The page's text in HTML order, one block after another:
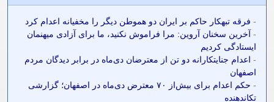
- فرقه تبهکار حاکم بر ایران دو هموطن دیگر را مخفیانه اعدام کرد
- آخرین سخنان آروین: مرا فراموش نکنید، ما برای آزادی میهنمان
ایستادگی کردیم
- اعدام جنایتکارانه دو تن از معترضان دی‌ماه در برابر دیدگان مردم
اصفهان
-
حکم اعدام برای بیش‌از ۷۰ معترض دی‌ماه در اصفهان؛ گزارشی
تکاندهنده